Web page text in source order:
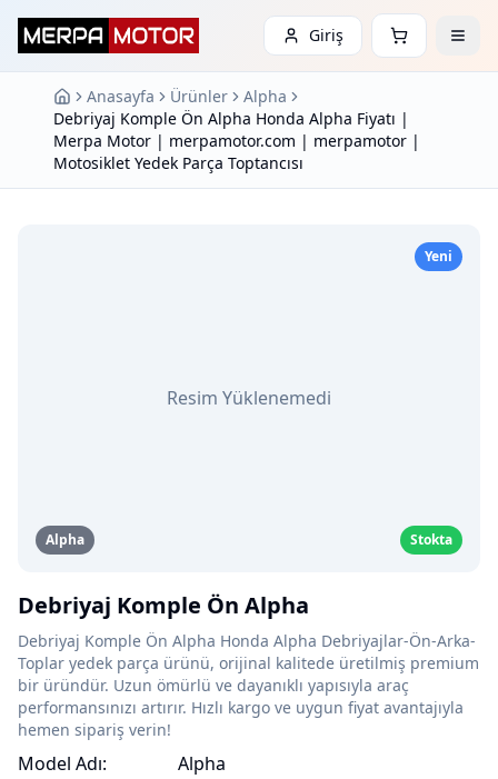
Giriş
Anasayfa Ürünler
Alpha
Debriyaj Komple Ön Alpha Honda Alpha Fiyatı |
Merpa Motor | merpamotor.com | merpamotor |
Motosiklet Yedek Parça Toptancısı
Yeni
Alpha Stokta
Resim Yüklenemedi
Debriyaj Komple Ön Alpha
Debriyaj Komple Ön Alpha Honda Alpha Debriyajlar-Ön-Arka-
Toplar yedek parça ürünü, orijinal kalitede üretilmiş premium
bir üründür. Uzun ömürlü ve dayanıklı yapısıyla araç
performansınızı artırır. Hızlı kargo ve uygun fiyat avantajıyla
hemen sipariş verin!
Model Adı:
Alpha